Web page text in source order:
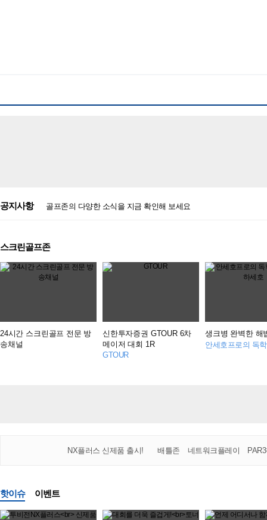
공지사항 골프존의 다양한 소식을 지금 확인해 보세요
스크린골프존
24시간 스크린골프 전문 방
송채널
신한투자증권 GTOUR 6차
메이저 대회 1R
GTOUR
생크병 완벽한 해
NX플러스 신제품 출시! 배틀존 네트워크플레이
핫이슈 이벤트